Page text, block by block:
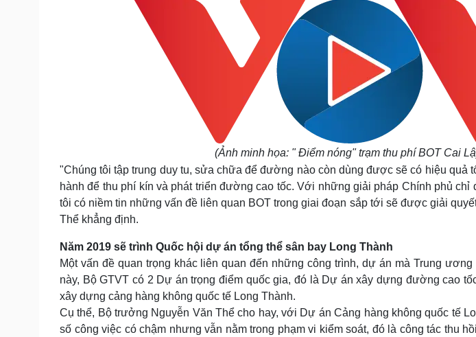
(Ảnh minh họa: " Điểm nóng" trạm thu phí BOT Cai
"Chúng tôi tập trung duy tu, sửa chữa để đường nào còn dùng được sẽ có hiệu quả
hành để thu phí kín và phát triển đường cao tốc. Với những giải pháp Chính phủ chỉ
tôi có niềm tin những vấn đề liên quan BOT trong giai đoạn sắp tới sẽ được giải
Thể khẳng định.
Năm 2019 sẽ trình Quốc hội dự án tổng thể sân bay Long Thành
Một vấn đề quan trọng khác liên quan đến những công trình, dự án mà Trung
này, Bộ GTVT có 2 Dự án trọng điểm quốc gia, đó là Dự án xây dựng đường cao
xây dựng cảng hàng không quốc tế Long Thành.
Cụ thể, Bộ trưởng Nguyễn Văn Thể cho hay, với Dự án Cảng hàng không quốc tế
số công việc có chậm nhưng vẫn nằm trong phạm vi kiểm soát, đó là công tác thu